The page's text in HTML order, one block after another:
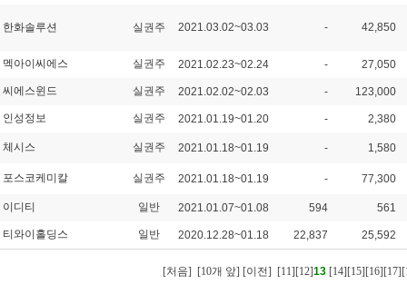
한화솔루션 실권주 2021.03.02~03.03 - 42,850
멕아이씨에스 실권주 2021.02.23~02.24 - 27,050
씨에스윈드 실권주 2021.02.02~02.03 - 123,000
인성정보 실권주 2021.01.19~01.20 - 2,380
체시스 실권주 2021.01.18~01.19 - 1,580
포스코케미칼 실권주 2021.01.18~01.19 - 77,300
이디티 일반 2021.01.07~01.08 594 561
티와이홀딩스 일반 2020.12.28~01.18 22,837 25,592
[처음] [10개 앞] [이전] [11][12]13 [14][15][16][17]